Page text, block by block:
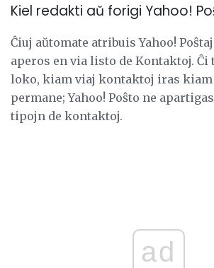
Kiel redakti aŭ forigi Yahoo!
Ĉiuj aŭtomate atribuis Yahoo!
aperos en via listo de Kontaktoj. Ĉi
loko, kiam viaj kontaktoj iras
permane; Yahoo! Poŝto ne
tipojn de kontaktoj.
ad